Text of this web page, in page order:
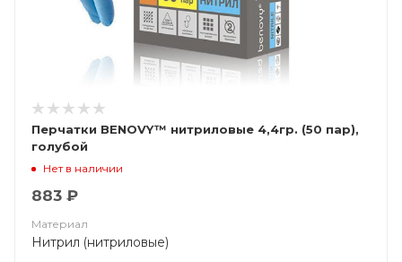
Перчатки BENOVY™ нитриловые 4,4гр. (50 пар),
голубой
Нет в наличии
883 ₽
Материал
Нитрил (нитриловые)